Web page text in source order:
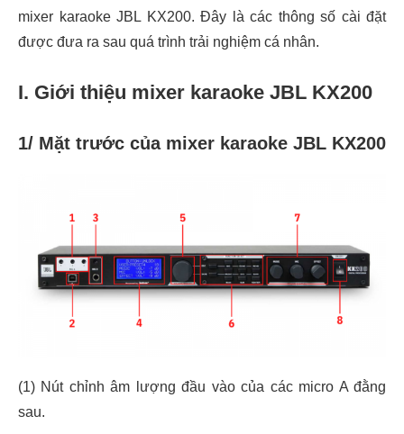
mixer karaoke JBL KX200. Đây là các thông số cài đặt
được đưa ra sau quá trình trải nghiệm cá nhân.
I. Giới thiệu mixer karaoke JBL KX200
1/ Mặt trước của mixer karaoke JBL KX200
(1) Nút chỉnh âm lượng đầu vào của các micro A đằng
sau.